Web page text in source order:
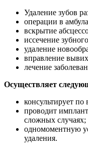
Удаление зубов
операции в
вскрытие
иссечение
удаление
вправление
лечение
Осуществляет
консультирует
проводит
сложных случаях;
одномоментную
удаления.